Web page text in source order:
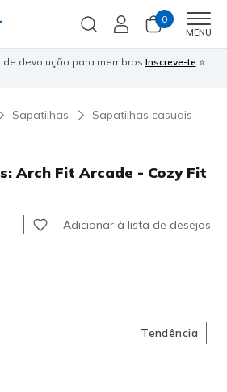
0
MENU
devolução para membros Inscreve-te ⭐
Sapatilhas Sapatilhas casuais
Arch Fit Arcade - Cozy Fit
do clienteAdicionar à lista de desejos
Tendência